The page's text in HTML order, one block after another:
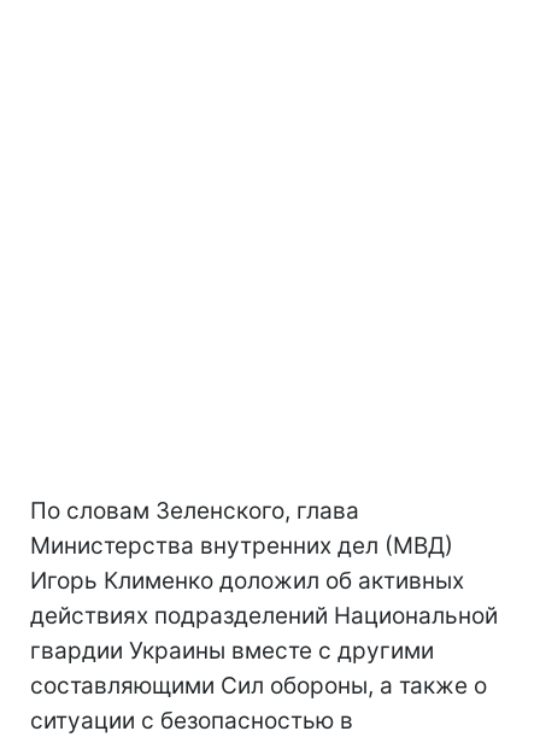
По словам Зеленского, глава
Министерства внутренних дел (МВД)
Игорь Клименко доложил об активных
действиях подразделений Национальной
гвардии Украины вместе с другими
составляющими Сил обороны, а также о
ситуации с безопасностью в